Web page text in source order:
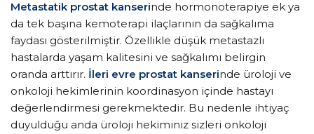
Metastatik prostat kanserinde hormonoterapiye ek ya
da tek başına kemoterapi ilaçlarının da sağkalıma
faydası gösterilmiştir. Özellikle düşük metastazlı
hastalarda yaşam kalitesini ve sağkalımı belirgin
oranda arttırır. İleri evre prostat kanserinde üroloji ve
onkoloji hekimlerinin koordinasyon içinde hastayı
değerlendirmesi gerekmektedir. Bu nedenle ihtiyaç
duyulduğu anda üroloji hekiminiz sizleri onkoloji